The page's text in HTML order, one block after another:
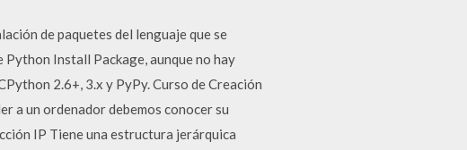
de paquetes del lenguaje que se
Install Package, aunque no hay
2.6+, 3.x y PyPy. Curso de Creación
a un ordenador debemos conocer su
IP Tiene una estructura jerárquica